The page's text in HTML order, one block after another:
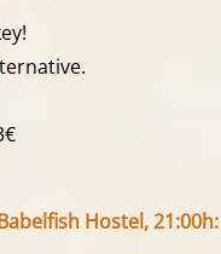
Hostel, 21:00h: